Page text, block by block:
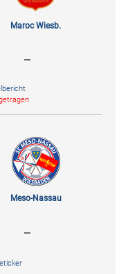
Maroc Wiesb.
-
Meso-Nassau
-